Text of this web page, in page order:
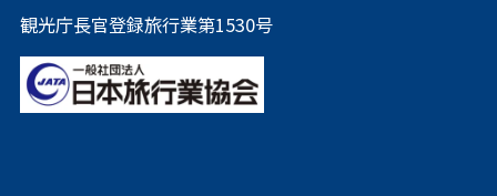
観光庁長官登録旅行業第1530号